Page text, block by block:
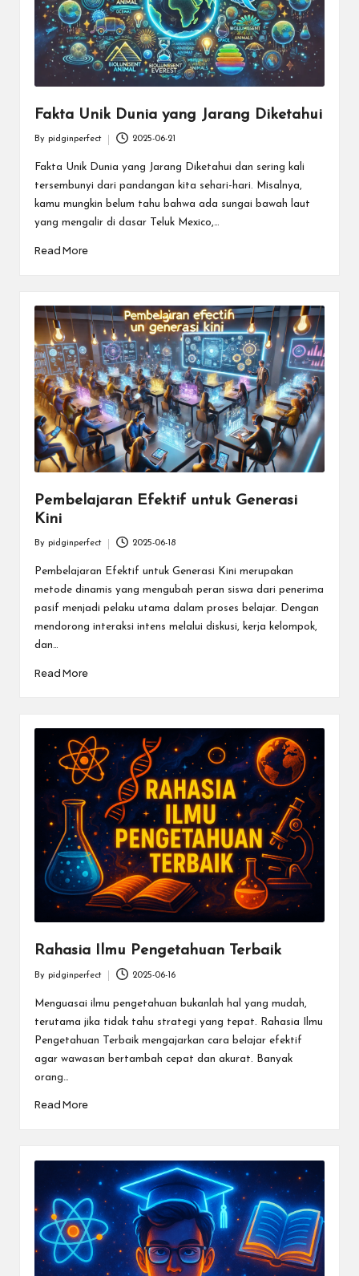
Fakta Unik Dunia yang Jarang Diketahui
by
By pidginperfect 2025-06-21
Fakta Unik Dunia yang Jarang Diketahui dan sering kali
tersembunyi dari pandangan kita sehari-hari. Misalnya,
kamu mungkin belum tahu bahwa ada sungai bawah laut
yang mengalir di dasar Teluk Mexico,…
Read More
Pembelajaran Efektif untuk Generasi
Kini
by
By pidginperfect 2025-06-18
Pembelajaran Efektif untuk Generasi Kini merupakan
metode dinamis yang mengubah peran siswa dari penerima
pasif menjadi pelaku utama dalam proses belajar. Dengan
mendorong interaksi intens melalui diskusi, kerja kelompok,
dan…
Read More
Rahasia Ilmu Pengetahuan Terbaik
by
By pidginperfect 2025-06-16
Menguasai ilmu pengetahuan bukanlah hal yang mudah,
terutama jika tidak tahu strategi yang tepat. Rahasia Ilmu
Pengetahuan Terbaik mengajarkan cara belajar efektif
agar wawasan bertambah cepat dan akurat. Banyak
orang…
Read More